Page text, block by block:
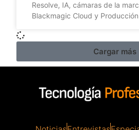
Resolve, IA, cámaras de la
Blackmagic Cloud y
Cargar más